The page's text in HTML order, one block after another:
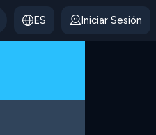
ES Iniciar Sesión